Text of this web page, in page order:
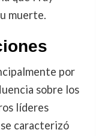
muerte.
por
sobre los
líderes
caracterizó